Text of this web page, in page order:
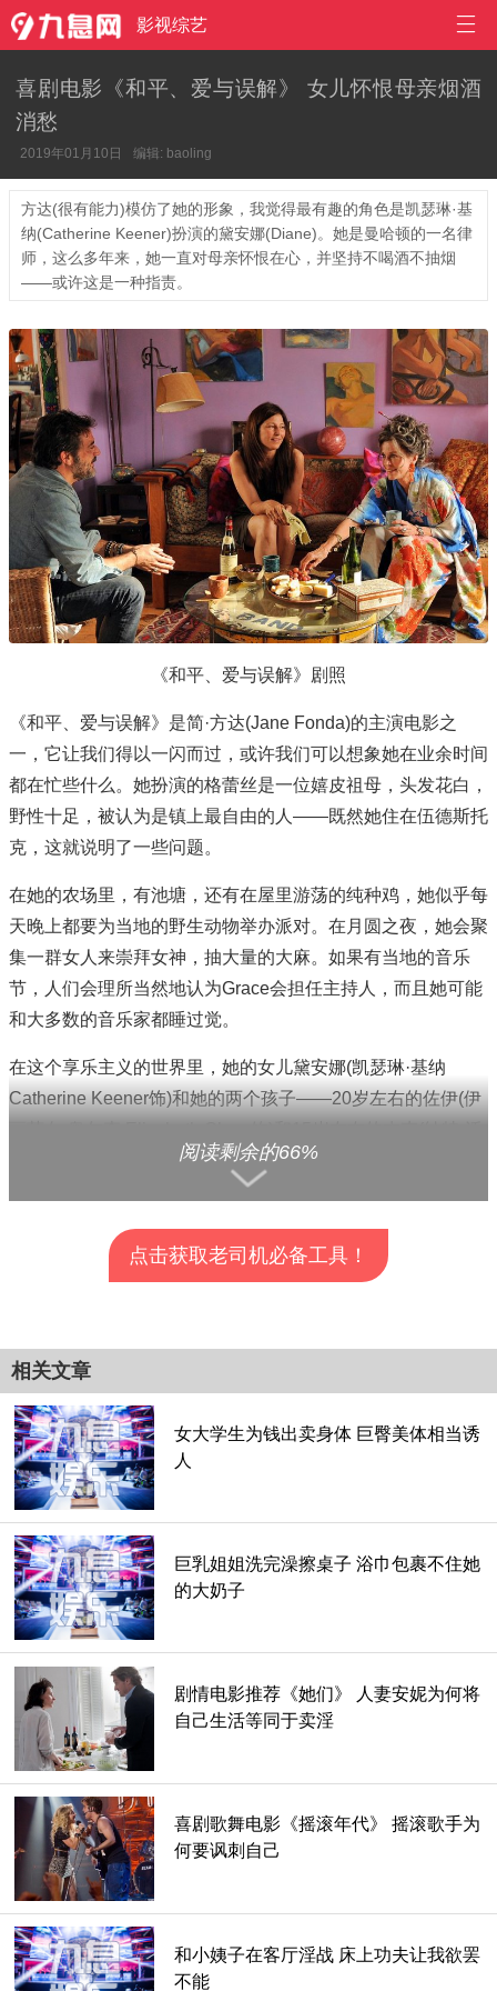

影视综艺
喜剧电影《和平、爱与误解》 女儿怀恨母亲烟酒
消愁
2019年01月10日 编辑: baoling
方达(很有能力)模仿了她的形象，我觉得最有趣的角色是凯瑟琳·基
纳(Catherine Keener)扮演的黛安娜(Diane)。她是曼哈顿的一名律
师，这么多年来，她一直对母亲怀恨在心，并坚持不喝酒不抽烟
——或许这是一种指责。
《和平、爱与误解》剧照
《和平、爱与误解》是简·方达(Jane Fonda)的主演电影之
一，它让我们得以一闪而过，或许我们可以想象她在业余时间
都在忙些什么。她扮演的格蕾丝是一位嬉皮祖母，头发花白，
野性十足，被认为是镇上最自由的人——既然她住在伍德斯托
克，这就说明了一些问题。
在她的农场里，有池塘，还有在屋里游荡的纯种鸡，她似乎每
天晚上都要为当地的野生动物举办派对。在月圆之夜，她会聚
集一群女人来崇拜女神，抽大量的大麻。如果有当地的音乐
节，人们会理所当然地认为Grace会担任主持人，而且她可能
和大多数的音乐家都睡过觉。
在这个享乐主义的世界里，她的女儿黛安娜(凯瑟琳·基纳
Catherine Keener饰)和她的两个孩子——20岁左右的佐伊(伊
尔夫饰)——突然来到这个世界。
式，她和黛安娜断绝了关系。但现在，在决定与麻木不阿的丈
夫马克(凯尔?麦克拉克伦[Kyle MacLachlan]饰)离婚后，她把
《和平、爱与误解》是一幅要求不高的公式图，充满了肤浅的
乐趣，仅此而已。黛安娜和她的两个孩子在24小时内与当地
人开始了浪漫的恋情，黛安娜和格蕾丝之间将会有很多真相的
交流，你会感到惊讶吗?伍德斯托克是1969年音乐节或多或少
还在继续的地方，许多花童显然从未离开过。
它以一种悠闲的方式非常高端，比如阿斯彭(Aspen)或
Telluride，而格雷斯(Grace)似乎拥有无限的资金，尽管这是
有原因的。
阅读剩余的66%
点击获取老司机必备工具！
相关文章
女大学生为钱出卖身体 巨臀美体相当诱
人
巨乳姐姐洗完澡擦桌子 浴巾包裹不住她
的大奶子
剧情电影推荐《她们》 人妻安妮为何将
自己生活等同于卖淫
喜剧歌舞电影《摇滚年代》 摇滚歌手为
何要讽刺自己
和小姨子在客厅淫战 床上功夫让我欲罢
不能